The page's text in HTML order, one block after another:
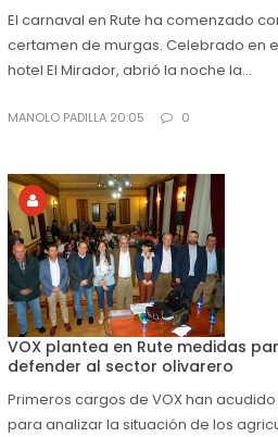
El carnaval en Rute ha comenzado
certamen de murgas. Celebrado en
hotel El Mirador, abrió la noche la...
MANOLO PADILLA 20:05 0
VOX plantea en Rute medidas
defender al sector olivarero
Primeros cargos de VOX han acudido
para analizar la situación de los